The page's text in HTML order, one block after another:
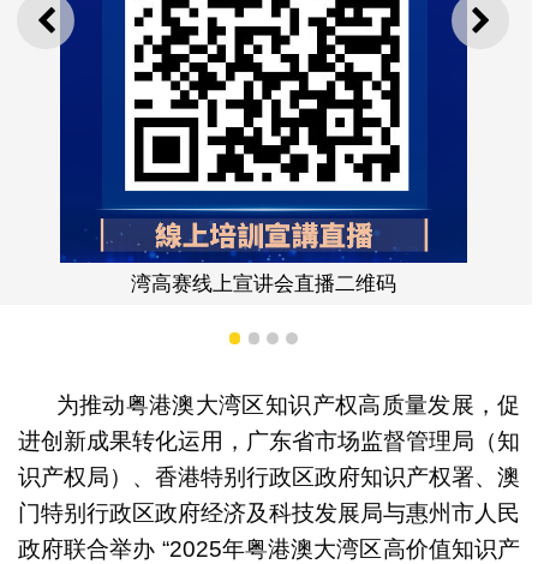
上一则 下一
湾高赛线上宣讲会直播二维码
1 2 3 4
为推动粤港澳大湾区知识产权高质量发展，促
进创新成果转化运用，广东省市场监督管理局（知
识产权局）、香港特别行政区政府知识产权署、澳
门特别行政区政府经济及科技发展局与惠州市人民
政府联合举办 “2025年粤港澳大湾区高价值知识产